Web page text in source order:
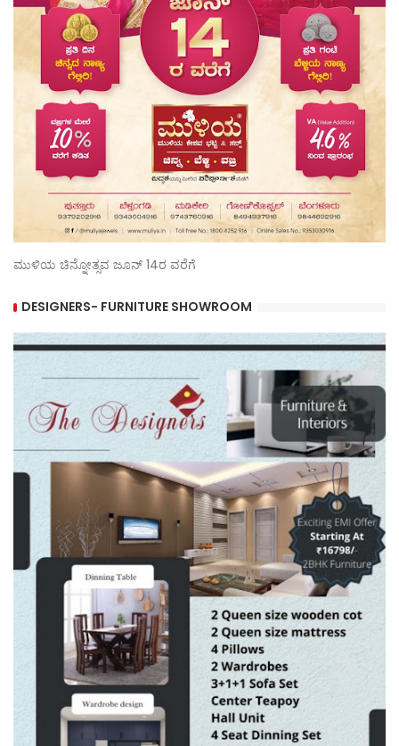
ಮುಳಿಯ ಚಿನ್ನೋತ್ಸವ ಜೂನ್ 14ರ ವರೆಗೆ
DESIGNERS- FURNITURE SHOWROOM